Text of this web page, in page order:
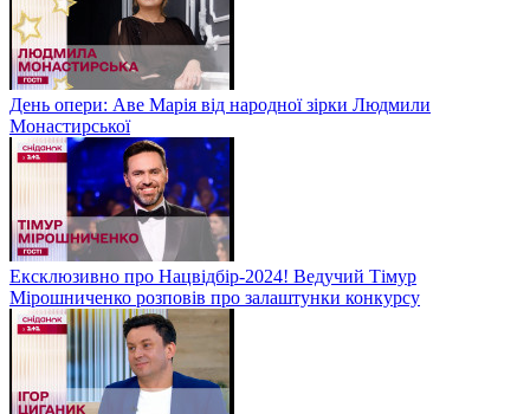
День опери: Аве Марія від народної зірки Людмили
Монастирської
Ексклюзивно про Нацвідбір-2024! Ведучий Тімур
Мірошниченко розповів про залаштунки конкурсу